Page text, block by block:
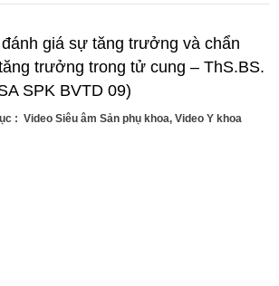
giá sự tăng trưởng và chẩn
trưởng trong tử cung – ThS.BS.
SPK BVTD 09)
: Video Siêu âm Sản phụ khoa, Video Y khoa